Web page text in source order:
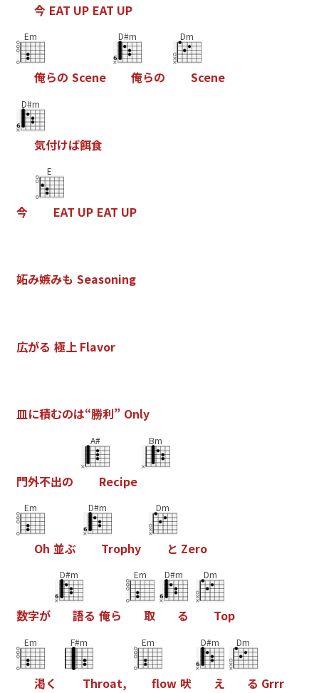
今 EAT UP EAT UP
Em
俺らの Scene
D#m
俺らの
Dm
Scene
D#m
気付けば餌食
今
E
EAT UP EAT UP
妬み嫉みも Seasoning
広がる 極上 Flavor
皿に積むのは“勝利” Only
門外不出の
A#
Recipe
Bm
Em
Oh 並ぶ
D#m
Trophy
Dm
と Zero
数字が
D#m
語る 俺ら
Em
取
D#m
る
Dm
Top
Em
渇く
F#m
Throat,
Em
fow 吠
D#m
え
Dm
る Grrr